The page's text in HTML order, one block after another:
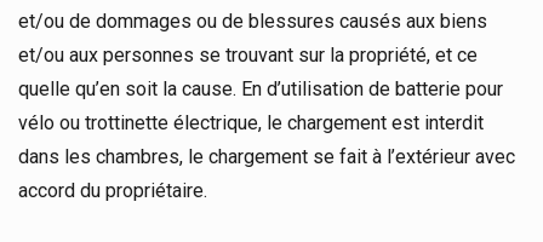
et/ou de dommages ou de blessures causés aux biens
et/ou aux personnes se trouvant sur la propriété, et ce
quelle qu’en soit la cause. En d’utilisation de batterie pour
vélo ou trottinette électrique, le chargement est interdit
dans les chambres, le chargement se fait à l’extérieur avec
accord du propriétaire.